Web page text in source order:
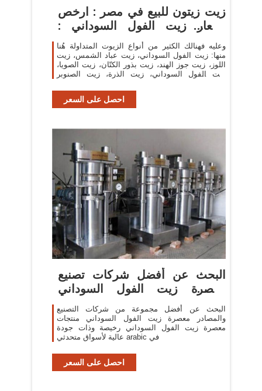
زيت زيتون للبيع في مصر : ارخص
اسعار زيت الفول السوداني :
افضل الانواع
وعليه فهنالك الكثير من أنواع الزيوت المتداولة هُنا
منها: زيت الفول السوداني، زيت عباد الشمس، زيت
اللوز، زيت جوز الهند، زيت بذور الكتّان، زيت الصويا،
زيت الفول السوداني، زيت الذرة، زيت الصنوبر
احصل على السعر
البحث عن أفضل شركات تصنيع
معصرة زيت الفول السوداني
ومعصرة
البحث عن أفضل مجموعة من شركات التصنيع
والمصادر معصرة زيت الفول السوداني منتجات
معصرة زيت الفول السوداني رخيصة وذات جودة
عالية لأسواق متحدثي arabic في
احصل على السعر